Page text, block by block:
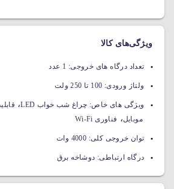
ویژگی‌های کالا
تعداد درگاه های خروجی: 1 عدد
ولتاژ ورودی: 100 تا 250 ولت
ویژگی های خاص: چراغ شب خواب LED ،
موبایل، فناوری Wi-Fi
توان خروجی کلی: 4000 وات
درگاه ارتباطی: دوشاخه برق